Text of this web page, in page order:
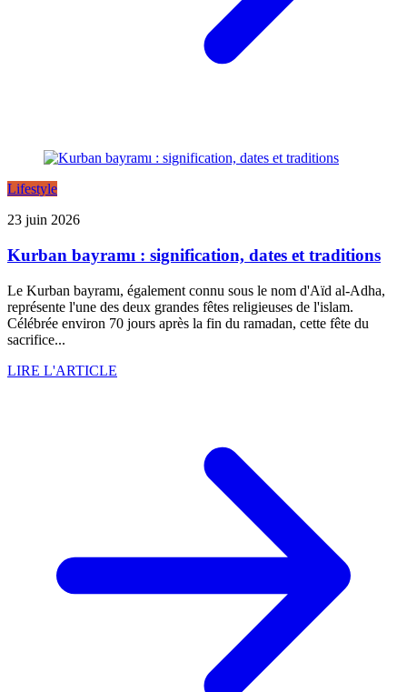
Lifestyle
23 juin 2026
Kurban bayramı : signification, dates et traditions
Le Kurban bayramı, également connu sous le nom d'Aïd al-Adha,
représente l'une des deux grandes fêtes religieuses de l'islam.
Célébrée environ 70 jours après la fin du ramadan, cette fête du
sacrifice...
LIRE L'ARTICLE